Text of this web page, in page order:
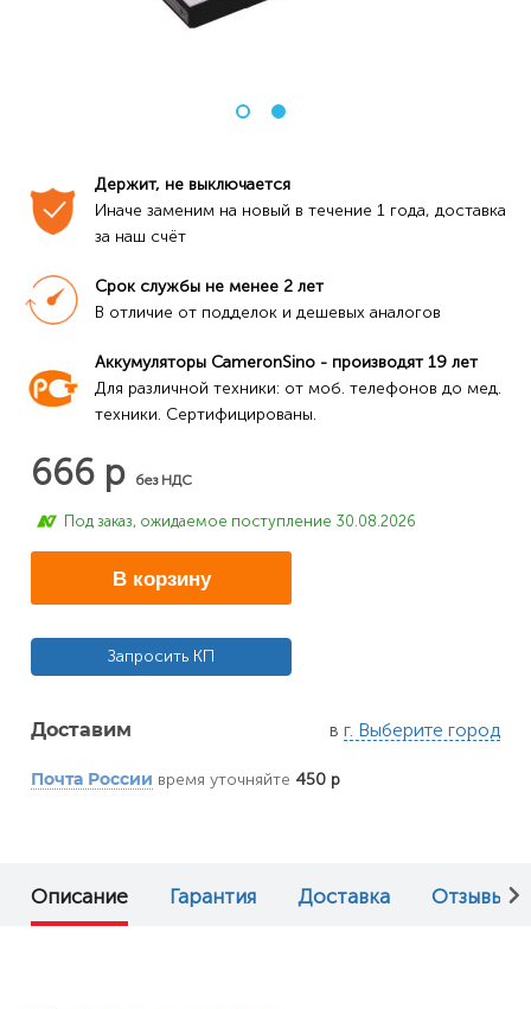
Держит, не выключается
Иначе заменим на новый в течение 1 года, доставка
за наш счёт
Срок службы не менее 2 лет
В отличие от подделок и дешевых аналогов
Аккумуляторы CameronSino - производят 19 лет
Для различной техники: от моб. телефонов до мед.
техники. Сертифицированы.
666 р без НДС
Под заказ, ожидаемое поступление 30.08.2026
В корзину
Запросить КП
Доставим в г. Выберите город
Почта России время уточняйте 450 р
Описание Гарантия Доставка Отзывы (0)